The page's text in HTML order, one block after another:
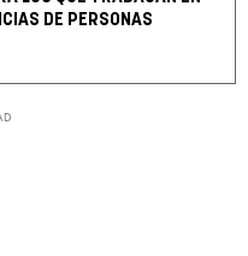
DE PERSONAS